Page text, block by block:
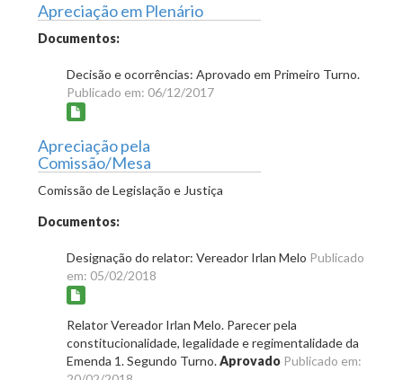
Apreciação em Plenário
Documentos:
Decisão e ocorrências: Aprovado em Primeiro Turno.
Publicado em: 06/12/2017
Apreciação pela
Comissão/Mesa
Comissão de Legislação e Justiça
Documentos:
Designação do relator: Vereador Irlan Melo Publicado
em: 05/02/2018
Relator Vereador Irlan Melo. Parecer pela
constitucionalidade, legalidade e regimentalidade da
Emenda 1. Segundo Turno.Aprovado Publicado em: